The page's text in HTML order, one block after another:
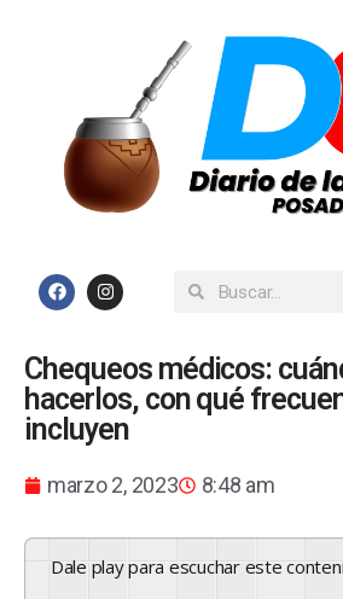
Chequeos médicos:
hacerlos, con qué
incluyen
marzo 2, 2023 8:48 am
Dale play para escuchar este